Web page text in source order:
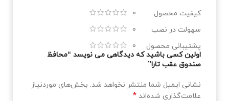
کیفیت محصول
0
سهولت در نصب
0
پشتیبانی محصول
0
اولین کسی باشید که دیدگاهی می نویسد “محافظ
صندوق عقب تارا”
نشانی ایمیل شما منتشر نخواهد شد. بخش‌های موردنیاز
علامت‌گذاری شده‌اند *